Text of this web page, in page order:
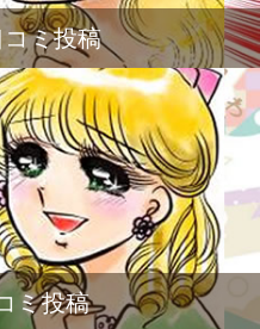
ミ投稿
ミ投稿